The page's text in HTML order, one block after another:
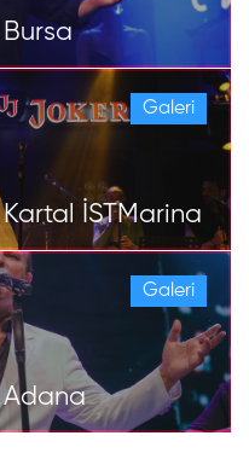
Bursa
Galeri
İSTMarina
Galeri
Adana